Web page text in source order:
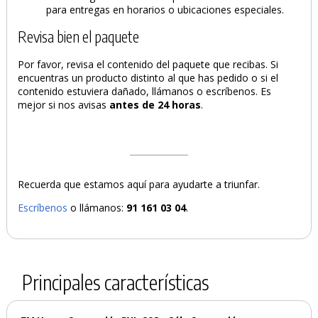
para entregas en horarios o ubicaciones especiales.
Revisa bien el paquete
Por favor, revisa el contenido del paquete que recibas. Si
encuentras un producto distinto al que has pedido o si el
contenido estuviera dañado, llámanos o escríbenos. Es
mejor si nos avisas antes de 24 horas.
Recuerda que estamos aquí para ayudarte a triunfar.
Escríbenos o llámanos: 91 161 03 04.
Principales características